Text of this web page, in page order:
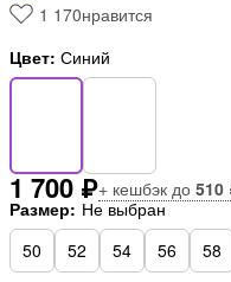
1 170нравится
Цвет: Синий
1 700 ₽+ кешбэк до 510
Размер: Не выбран
50
52 54 56 58